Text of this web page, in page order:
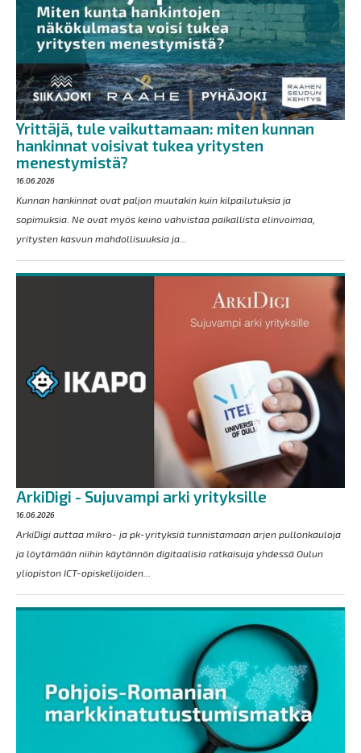
Yrittäjä, tule vaikuttamaan: miten kunnan
hankinnat voisivat tukea yritysten
menestymistä?
16.06.2026
Kunnan hankinnat ovat paljon muutakin kuin kilpailutuksia ja
sopimuksia. Ne ovat myös keino vahvistaa paikallista elinvoimaa,
yritysten kasvun mahdollisuuksia ja...
ArkiDigi - Sujuvampi arki yrityksille
16.06.2026
ArkiDigi auttaa mikro- ja pk-yrityksiä tunnistamaan arjen pullonkauloja
ja löytämään niihin käytännön digitaalisia ratkaisuja yhdessä Oulun
yliopiston ICT-opiskelijoiden...